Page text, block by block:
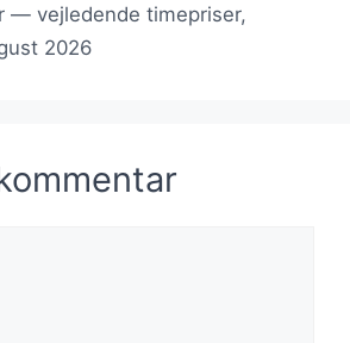
— vejledende timepriser,
2026